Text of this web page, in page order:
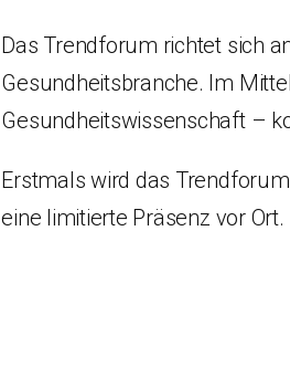
Das Trendforum richtet sich
Gesundheitsbranche. Im
Gesundheitswissenschaft –
Erstmals wird das
eine limitierte Präsenz vor Ort.